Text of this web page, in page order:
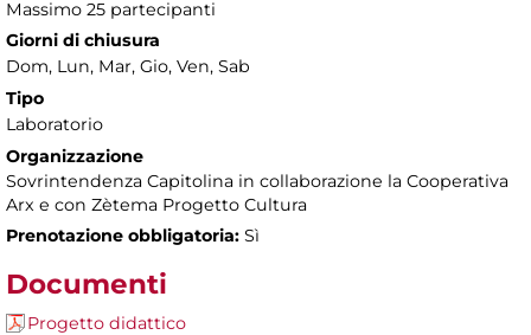
Massimo 25 partecipanti
Giorni di chiusura
Dom, Lun, Mar, Gio, Ven, Sab
Tipo
Laboratorio
Organizzazione
Sovrintendenza Capitolina in collaborazione la Cooperativa
Arx e con Zètema Progetto Cultura
Prenotazione obbligatoria: Sì
Documenti
Progetto didattico